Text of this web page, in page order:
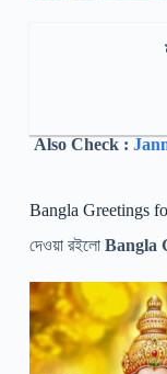
Also Check :
Bangla Greetings
দেওয়া রইলো Bangla